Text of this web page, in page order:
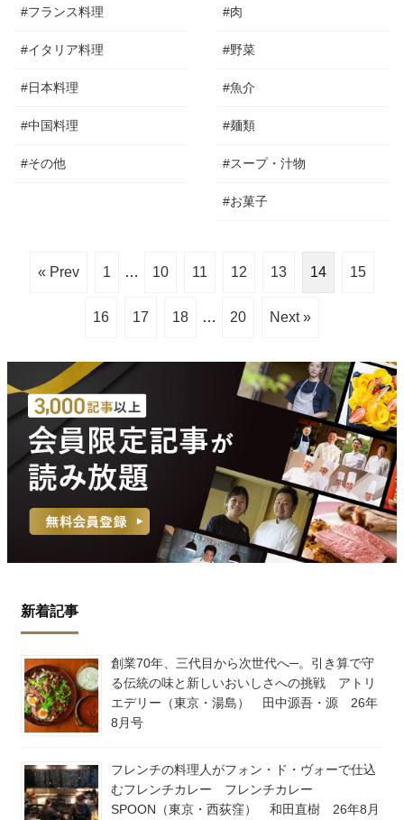
#フランス料理
#イタリア料理
#日本料理
#中国料理
#その他
#肉
#野菜
#魚介
#麺類
#スープ・汁物
#お菓子
« Prev 1 … 10 11 12 13 14 15
16 17 18 … 20 Next »
新着記事
創業70年、三代目から次世代へ─。引き算で守
る伝統の味と新しいおいしさへの挑戦 アトリ
エデリー（東京・湯島） 田中源吾・源 26年
8月号
フレンチの料理人がフォン・ド・ヴォーで仕込
むフレンチカレー フレンチカレー
SPOON（東京・西荻窪） 和田直樹 26年8月